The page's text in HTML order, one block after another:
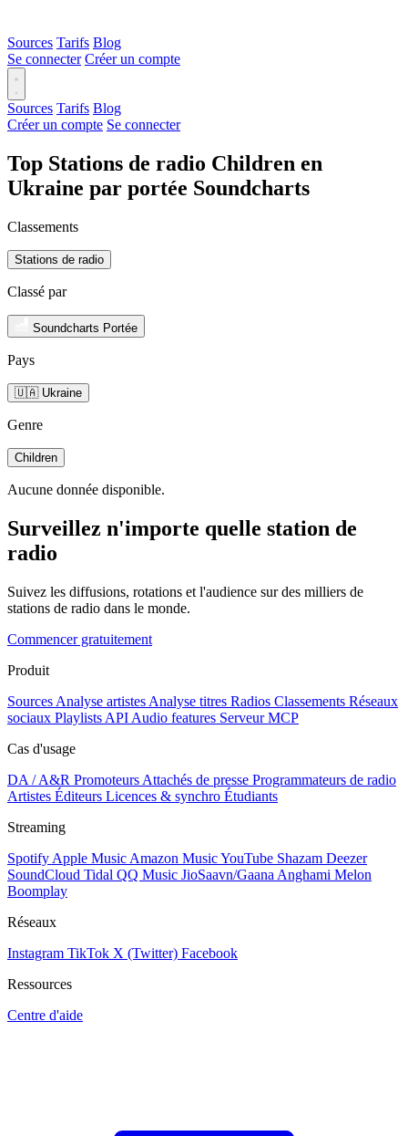
Sources Tarifs Blog
Se connecter Créer un compte
Sources Tarifs Blog
Créer un compte Se connecter
Top Stations de radio Children en
Ukraine par portée Soundcharts
Classements
Stations de radio
Classé par
Soundcharts Portée
Pays
🇺🇦 Ukraine
Genre
Children
Aucune donnée disponible.
Surveillez n'importe quelle station de
radio
Suivez les diffusions, rotations et l'audience sur des milliers de
stations de radio dans le monde.
Commencer gratuitement
Produit
Sources Analyse artistes Analyse titres Radios Classements Réseaux
sociaux Playlists API Audio features Serveur MCP
Cas d'usage
DA / A&R Promoteurs Attachés de presse Programmateurs de radio
Artistes Éditeurs Licences & synchro Étudiants
Streaming
Spotify Apple Music Amazon MusicYouTube Shazam Deezer
SoundCloud Tidal QQ Music JioSaavn/Gaana Anghami Melon
Boomplay
Réseaux
Instagram TikTok X (Twitter) Facebook
Ressources
Centre d'aide